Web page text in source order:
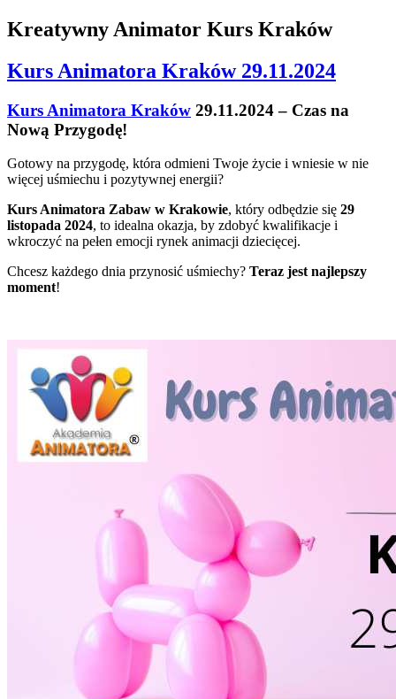
Kreatywny Animator Kurs Kraków
Kurs Animatora Kraków 29.11.2024
Kurs Animatora Kraków 29.11.2024 – Czas na
Nową Przygodę!
Gotowy na przygodę, która odmieni Twoje życie i wniesie w nie
więcej uśmiechu i pozytywnej energii?
Kurs Animatora Zabaw w Krakowie, który odbędzie się 29
listopada 2024, to idealna okazja, by zdobyć kwalifikacje i
wkroczyć na pełen emocji rynek animacji dziecięcej.
Chcesz każdego dnia przynosić uśmiechy? Teraz jest najlepszy
moment!